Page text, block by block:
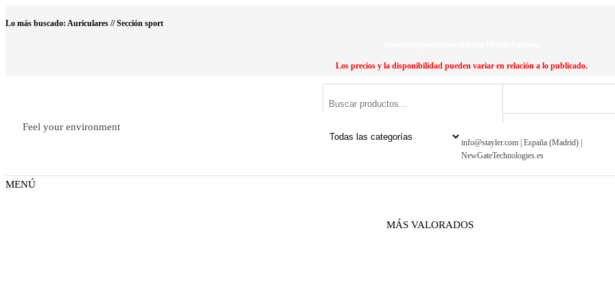
al
Lo más buscado: Auriculares // Sección sport
Los precios y la disponibilidad pueden variar en relación a lo publicado.
Feel your environment
info@stayler.com | España (Madrid) |
NewGateTechnologies.es
MENÚ
MÁS VALORADOS